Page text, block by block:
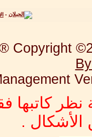
-
Copyright
نظر
.